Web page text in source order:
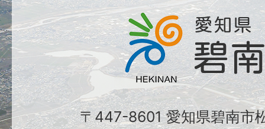
〒447-8601 愛知県碧南市